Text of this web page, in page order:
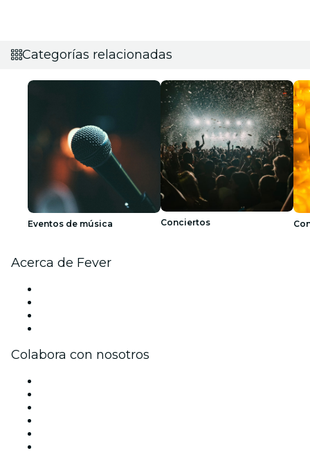
Categorías relacionadas
Eventos de música Conciertos
Acerca de Fever
Colabora con nosotros